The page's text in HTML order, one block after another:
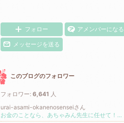
フォロー アメンバーになる
メッセージを送る
このブログのフォロワー
フォロワー: 6,641 人
urai-asami-okanenosenseiさん
お金のことなら、あちゃみん先生に任せて！！【外資系金融歴30年のあちゃみんが教えるお金のひみつ】